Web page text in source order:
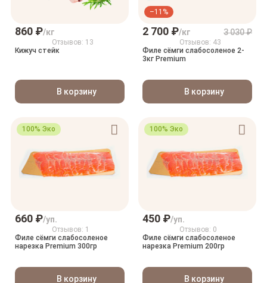
860 ₽/кг
Отзывов: 13
Кижуч стейк
В корзину
–11%
2 700 ₽/кг 3 030 ₽
Отзывов: 43
Филе сёмги слабосоленое 2-
3кг Premium
В корзину
100% Эко
660 ₽/уп.
Отзывов: 1
Филе сёмги слабосоленое
нарезка Premium 300гр
В корзину
100% Эко
450 ₽/уп.
Отзывов: 0
Филе сёмги слабосоленое
нарезка Premium 200гр
В корзину